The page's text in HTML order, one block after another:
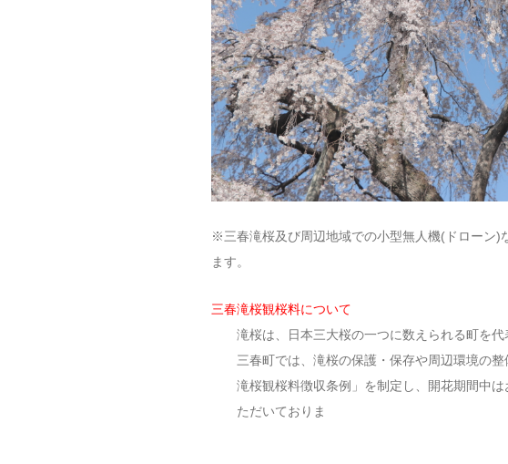
※三春滝桜及び周辺地域での小型無人機(ドローン)
ます。
三春滝桜観桜料について
滝桜は、日本三大桜の一つに数えられる町を代
三春町では、滝桜の保護・保存や周辺環境の
滝桜観桜料徴収条例」を制定し、開花期間中
ただいておりま